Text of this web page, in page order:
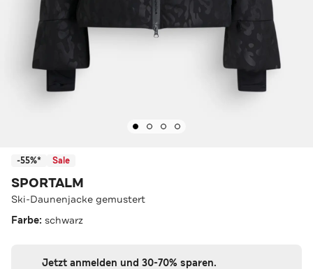
-55%* Sale
SPORTALM
Ski-Daunenjacke gemustert
Farbe: schwarz
Jetzt anmelden und 30-70% sparen.